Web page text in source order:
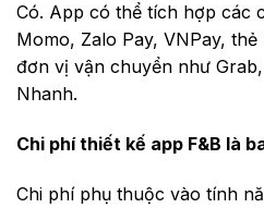
Có. App có thể tích hợp các
Momo, Zalo Pay, VNPay,
đơn vị vận chuyển như
Nhanh.
Chi phí thiết kế app F&B là
Chi phí phụ thuộc vào tính